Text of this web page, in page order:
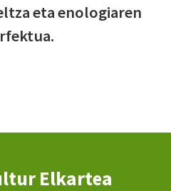
eta enologiaren
Elkartea